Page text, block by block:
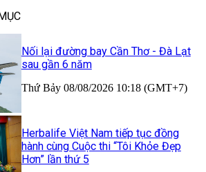
Nối lại đường bay Cần Thơ - Đà Lạt
sau gần 6 năm
Thứ Bảy 08/08/2026 10:18 (GMT+7)
Herbalife Việt Nam tiếp tục đồng
hành cùng Cuộc thi “Tôi Khỏe Đẹp
Hơn” lần thứ 5